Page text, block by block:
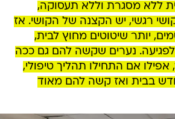
ללא מסגרת וללא תעסוקה,
רגשי, יש הקצנה של הקושי. אז
יותר שיטוטים מחוץ לבית,
ולפגיעה. נערים שקשה להם גם ככה
אם התחילו תהליך טיפולי,
בבית ואז קשה להם מאוד